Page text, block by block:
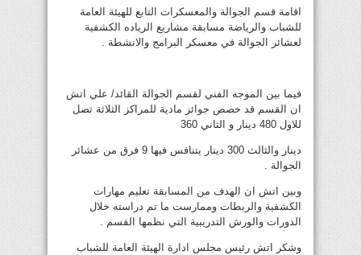
اقامة قسم الجوالة والمعسكرات التابع للهيئة العامة
للشباب والرياضة مسابقة مشاريع الرياده الكشفية
لعشائر الجوالة في معسكر البرامج واﻻنشطة .
فيما بين الموجه الفني لقسم الجوالة القائد/ علي اتش
ان القسم قد خصص جوائز مادية للمراكز الثلاثة تصل
للاول 480 دينار و الثاني 360
دينار والثالث 300 دينار يتنافس فيها 9 فرق من عشائر
الجوالة .
وبين اتش ان الهدف من المسابقة تعليم مهارات
الكشفية والربطات وممارست ما تم دراسته خلال
الدورات والورش التدريبية التي نظمها القسم .
وشكر اتش رئيس مجلس ادارة الهيئة العامة للشباب